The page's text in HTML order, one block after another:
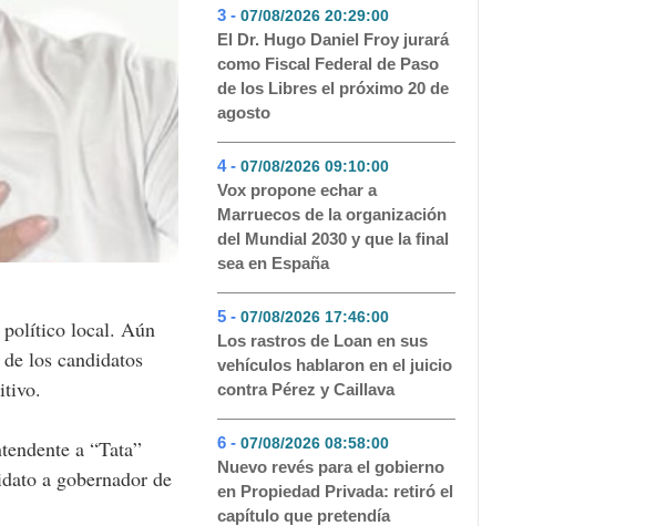
político local. Aún
los candidatos
a “Tata”
a gobernador de
3 - 07/08/2026 20:29:00- 110
El Dr. Hugo Daniel Froy jurará
como Fiscal Federal de Paso
de los Libres el próximo 20 de
agosto
4 - 07/08/2026 09:10:00- 74
Vox propone echar a
Marruecos de la organización
del Mundial 2030 y que la final
sea en España
5 - 07/08/2026 17:46:00- 65
Los rastros de Loan en sus
vehículos hablaron en el juicio
contra Pérez y Caillava
6 - 07/08/2026 08:58:00- 62
Nuevo revés para el gobierno
en Propiedad Privada: retiró el
capítulo que pretendía